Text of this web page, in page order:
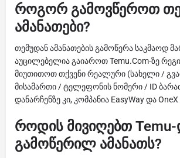
როგორ გამოვწეროთ
ამანათები?
თემუდან ამანათების გამოწერა საკმაოდ
აუცილებელია გაიაროთ Temu.Com-ზე
მიუთითოთ თქვენი რეალური (სახელი /
მისამართი / ტელეფონის ნომერი / ID
დანარჩენზე კი, კომპანია EasyWay და OneX
როდის მივიღებთ
გამოწერილ ამანათს?